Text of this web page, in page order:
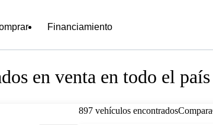
Financiamiento
en venta en todo el país
897 vehículos encontradosCompara